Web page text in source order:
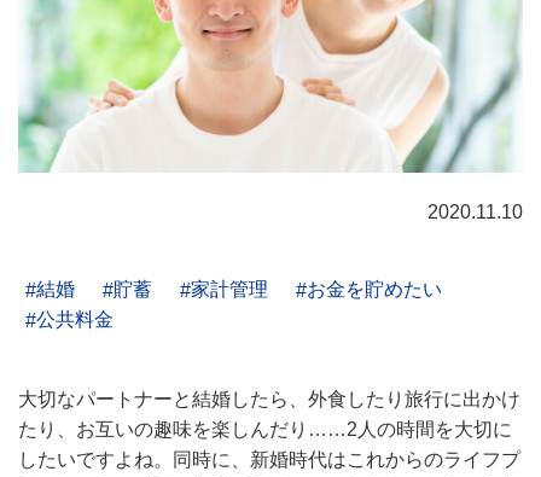
2020.11.10
結婚 貯蓄 家計管理
お金を貯めたい
公共料金
大切なパートナーと結婚したら、外食したり旅行に出かけ
たり、お互いの趣味を楽しんだり……2人の時間を大切に
したいですよね。同時に、新婚時代はこれからのライフプ